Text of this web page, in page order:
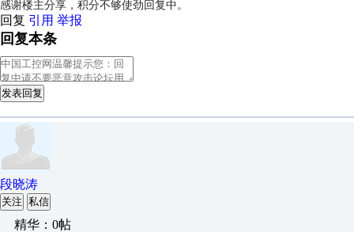
感谢楼主分享，积分不够使劲回复中。
回复 引用 举报
回复本条
发表回复
段晓涛
关注 私信
精华：0帖